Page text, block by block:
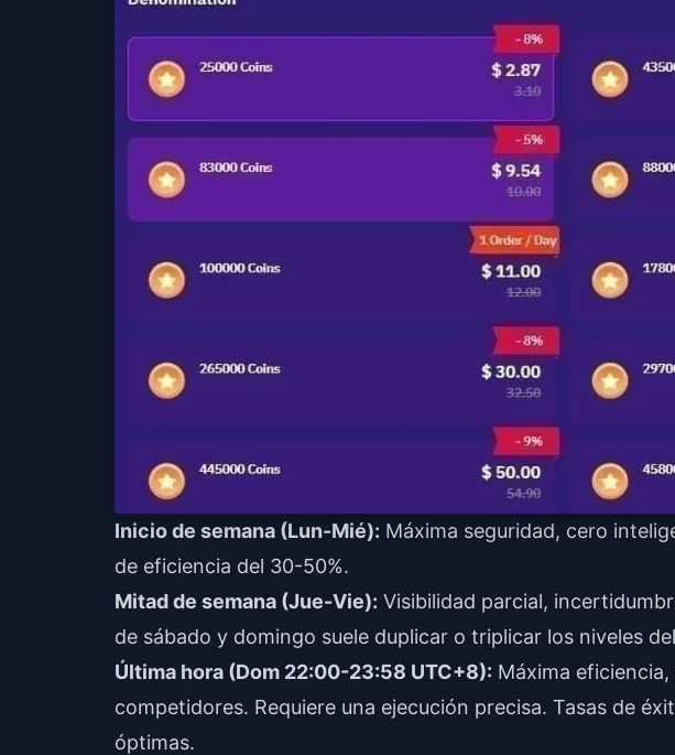
Inicio de semana (Lun-Mié): Máxima seguridad, cero
de eficiencia del 30-50%.
Mitad de semana (Jue-Vie): Visibilidad parcial,
de sábado y domingo suele duplicar o triplicar los niveles
Última hora (Dom 22:00-23:58 UTC+8): Máxima
competidores. Requiere una ejecución precisa. Tasas de
óptimas.